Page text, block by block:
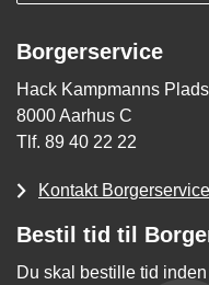
Borgerservice
Hack Kampmanns
8000 Aarhus C
Tlf. 89 40 22 22
Kontakt Borgerservice
Bestil tid til
Du skal bestille tid